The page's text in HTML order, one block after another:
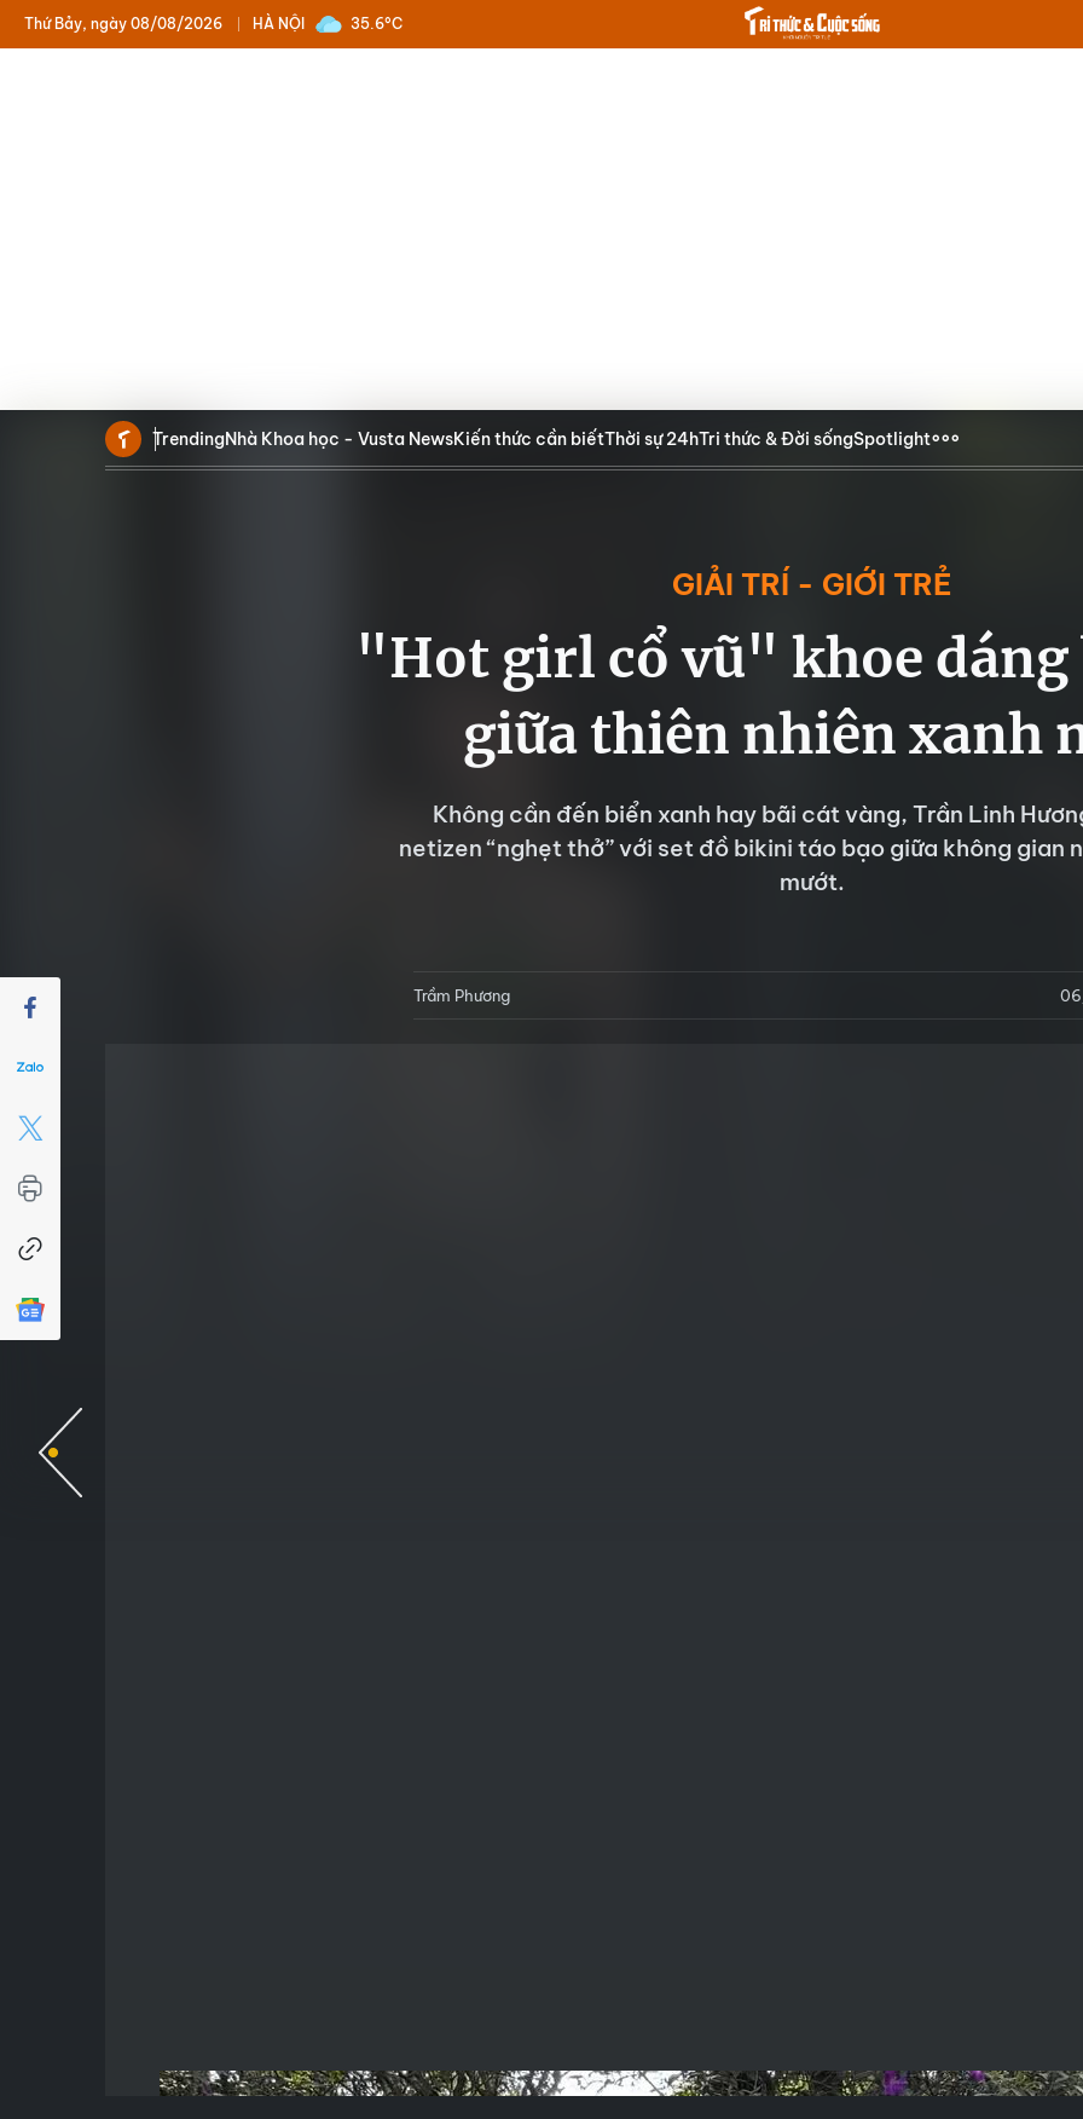
HÀ NỘI
Thứ Bảy, ngày 08/08/2026 35.6°C
TrendingNhà Khoa học - Vusta NewsKiến thức cần biếtThời sự 24hTri thức & Đời sốngSpotlight
GIẢI TRÍ - GIỚI TRẺ
"Hot girl cổ vũ" khoe dáng
giữa thiên nhiên xanh
Không cần đến biển xanh hay bãi cát vàng, Trần Linh
netizen “nghẹt thở” với set đồ bikini táo bạo giữa không gian
mướt.
Trầm Phương